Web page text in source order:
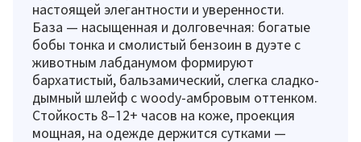
настоящей элегантности и уверенности.
База — насыщенная и долговечная: богатые
бобы тонка и смолистый бензоин в дуэте с
животным лабданумом формируют
бархатистый, бальзамический, слегка сладко-
дымный шлейф с woody-амбровым оттенком.
Стойкость 8–12+ часов на коже, проекция
мощная, на одежде держится сутками —